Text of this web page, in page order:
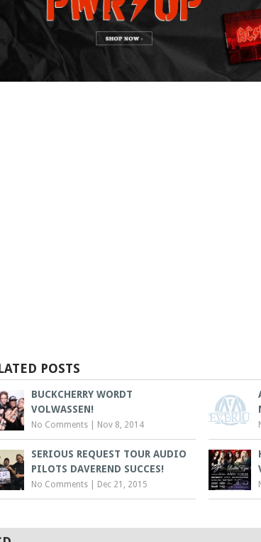
POSTS
BUCKCHERRY WORDT
VOLWASSEN!
No Comments Nov 8, 2014
SERIOUS REQUEST TOUR AUDIO
PILOTS DAVEREND SUCCES!
No Comments Dec 21, 2015